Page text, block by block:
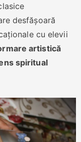
desfășoară
cu elevii
artistică
spiritual